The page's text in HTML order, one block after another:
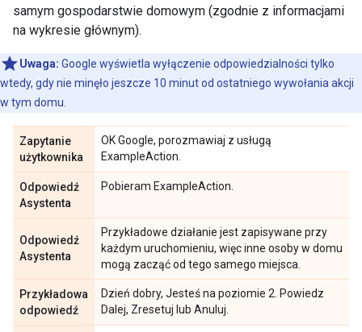
samym gospodarstwie domowym (zgodnie z informacjami
na wykresie głównym).
Uwaga: Google wyświetla wyłączenie odpowiedzialności tylko
wtedy, gdy nie minęło jeszcze 10 minut od ostatniego wywołania akcji
w tym domu.
Zapytanie
użytkownika
OK Google, porozmawiaj z usługą
ExampleAction.
Odpowiedź
Asystenta
Pobieram ExampleAction.
Odpowiedź
Asystenta
Przykładowe działanie jest zapisywane przy
każdym uruchomieniu, więc inne osoby w domu
mogą zacząć od tego samego miejsca.
Przykładowa
odpowiedź
Dzień dobry, Jesteś na poziomie 2. Powiedz
Dalej, Zresetuj lub Anuluj.